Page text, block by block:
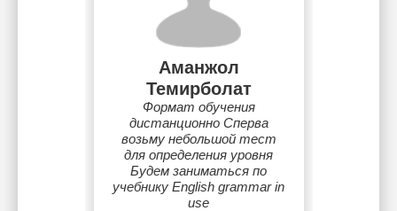
Аманжол
Темирболат
Формат обучения
дистанционно Сперва
возьму небольшой тест
для определения уровня
Будем заниматься по
учебнику English grammar in
use